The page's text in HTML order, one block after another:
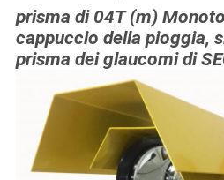
prisma di 04T (m)
cappuccio della pioggia,
prisma dei glaucomi di